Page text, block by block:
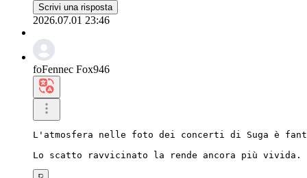
Scrivi una risposta
2026.07.01 23:46
foFennec Fox946
L'atmosfera nelle foto dei concerti di Suga è
Lo scatto ravvicinato la rende ancora più vivida.